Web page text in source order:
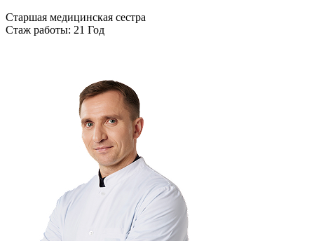
Старшая медицинская сестра
Стаж работы: 21 Год